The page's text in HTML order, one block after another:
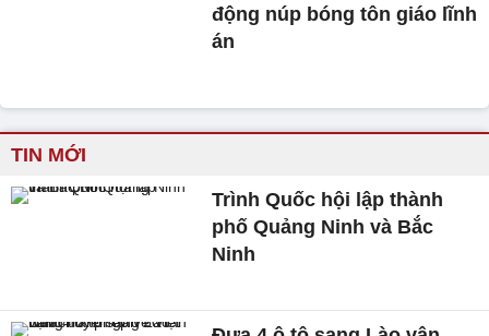
động núp bóng tôn giáo lĩnh
án
TIN MỚI
Trình Quốc hội lập thành
phố Quảng Ninh và Bắc
Ninh